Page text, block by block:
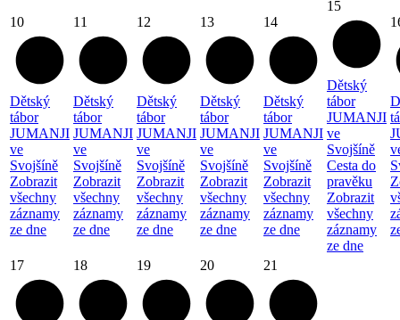
10
Dětský
tábor
JUMANJI
ve
Svojšíně
Zobrazit
všechny
záznamy
ze dne
11
Dětský
tábor
JUMANJI
ve
Svojšíně
Zobrazit
všechny
záznamy
ze dne
12
Dětský
tábor
JUMANJI
ve
Svojšíně
Zobrazit
všechny
záznamy
ze dne
13
Dětský
tábor
JUMANJI
ve
Svojšíně
Zobrazit
všechny
záznamy
ze dne
14
Dětský
tábor
JUMANJI
ve
Svojšíně
Zobrazit
všechny
záznamy
ze dne
15
Dětský
tábor
JUMANJI
ve
Svojšíně
Cesta do
pravěku
Zobrazit
všechny
záznamy
ze dne
17 18 19 20 21